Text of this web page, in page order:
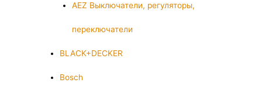
AEZ Выключатели, регуляторы,
переключатели
BLACK+DECKER
Bosch